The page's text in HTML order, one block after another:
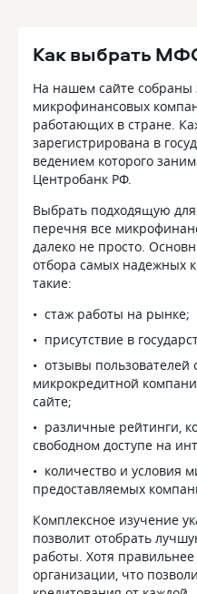
Как выбрать
На нашем сайте собраны
микрофинансовых
работающих в стране.
зарегистрирована в
ведением которого
Центробанк РФ.
Выбрать подходящую
перечня все
далеко не просто.
отбора самых надежных
такие:
стаж работы на рынке;
присутствие в
отзывы пользователей
микрокредитной
сайте;
различные рейтинги,
свободном доступе на
количество и условия
предоставляемых
Комплексное изучение
позволит отобрать
работы. Хотя
организации, что